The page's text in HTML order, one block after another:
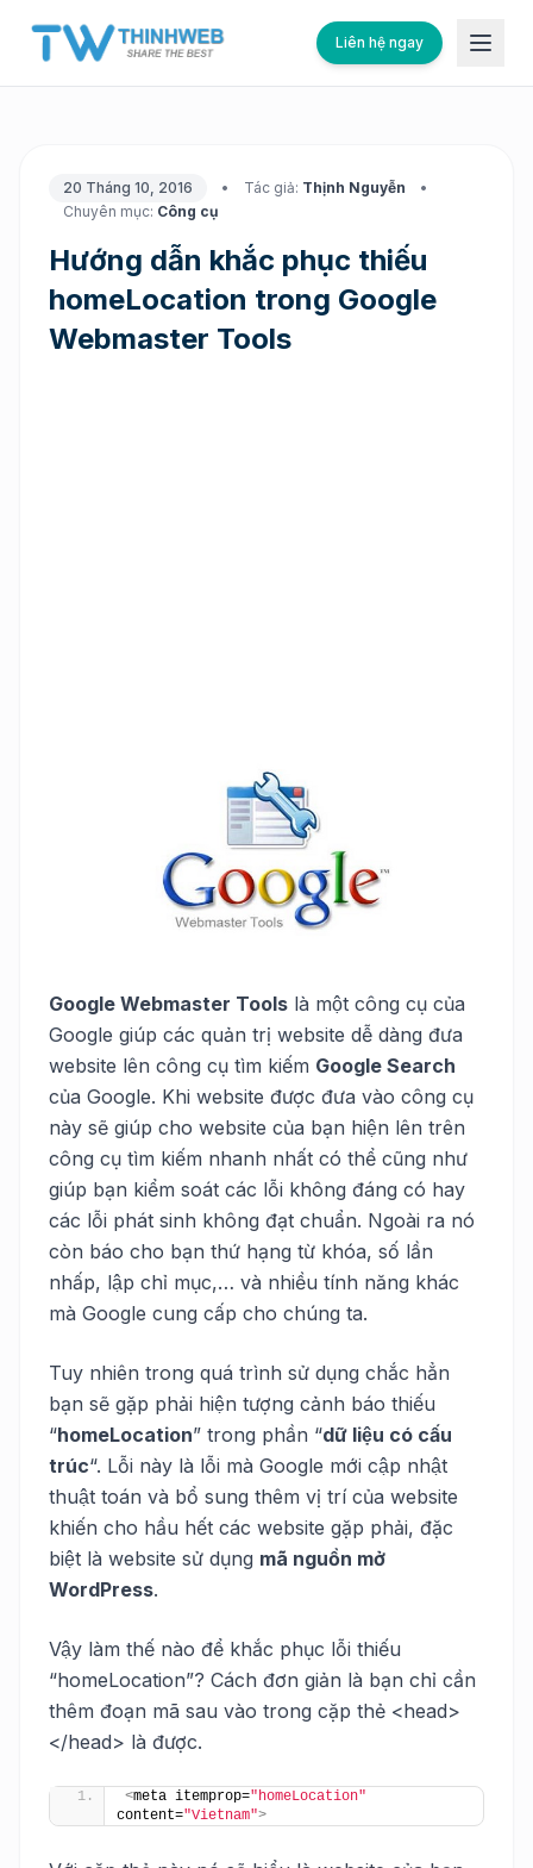
Liên hệ ngay
20 Tháng 10, 2016 • Tác giả: Thịnh Nguyễn
•
Chuyên mục: Công cụ
Hướng dẫn khắc phục thiếu
homeLocation trong Google
Webmaster Tools
Google Webmaster Tools là một công cụ của
Google giúp các quản trị website dễ dàng đưa
website lên công cụ tìm kiếm Google Search
của Google. Khi website được đưa vào công cụ
này sẽ giúp cho website của bạn hiện lên trên
công cụ tìm kiếm nhanh nhất có thể cũng như
giúp bạn kiểm soát các lỗi không đáng có hay
các lỗi phát sinh không đạt chuẩn. Ngoài ra nó
còn báo cho bạn thứ hạng từ khóa, số lần
nhấp, lập chỉ mục,… và nhiều tính năng khác
mà Google cung cấp cho chúng ta.
Tuy nhiên trong quá trình sử dụng chắc hẳn
bạn sẽ gặp phải hiện tượng cảnh báo thiếu
“homeLocation” trong phần “dữ liệu có cấu
trúc“. Lỗi này là lỗi mà Google mới cập nhật
thuật toán và bổ sung thêm vị trí của website
khiến cho hầu hết các website gặp phải, đặc
biệt là website sử dụng mã nguồn mở
WordPress.
Vậy làm thế nào để khắc phục lỗi thiếu
“homeLocation”? Cách đơn giản là bạn chỉ cần
thêm đoạn mã sau vào trong cặp thẻ <head>
</head> là được.
<meta itemprop="homeLocation"
content="Vietnam">